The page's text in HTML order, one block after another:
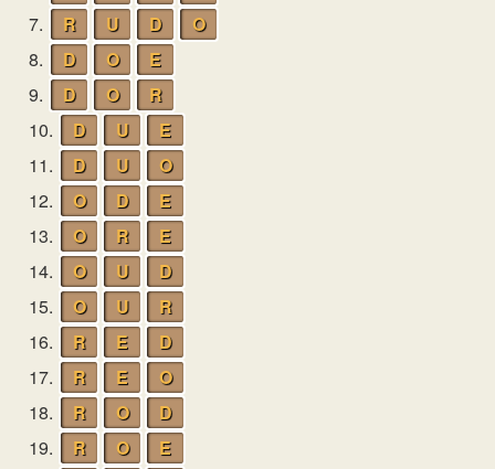
7.
R U D
O
8.
D O
E
9.
D O
R
10.
D U
E
11.
D U
O
12.
O D
E
13.
O R
E
14.
O U
D
15.
O U
R
16.
R E
D
17.
R E
O
18.
R O
D
19.
R O
E